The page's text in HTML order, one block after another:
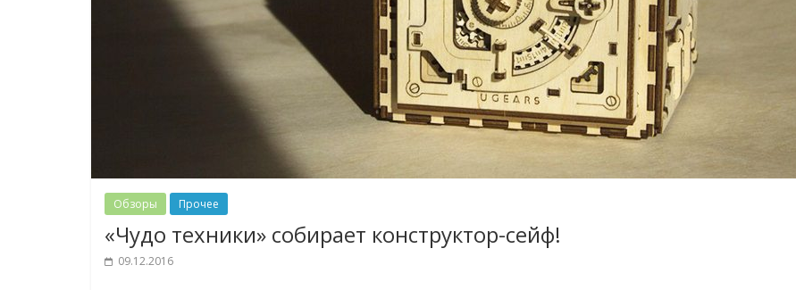
Обзоры Прочее
«Чудо техники» собирает конструктор-сейф!
09.12.2016